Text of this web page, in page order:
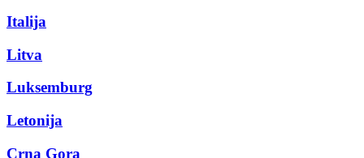
Italija
Litva
Luksemburg
Letonija
Crna Gora